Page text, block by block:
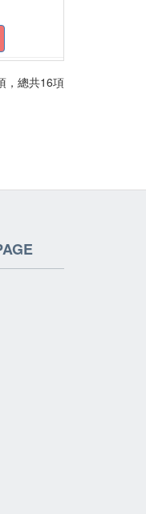
袋 正面
面料材質
A4紙
，總共16項